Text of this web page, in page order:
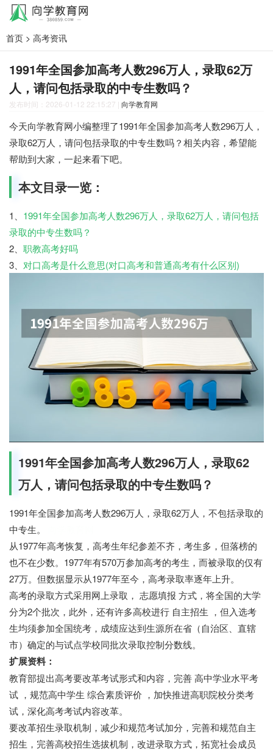
首页 > 高考资讯
1991年全国参加高考人数296万人，录取62万
人，请问包括录取的中专生数吗？
发布时间：2026-01-12 22:15:27 | 向学教育网
今天向学教育网小编整理了1991年全国参加高考人数296万人，
录取62万人，请问包括录取的中专生数吗？相关内容，希望能
帮助到大家，一起来看下吧。
本文目录一览：
1、 1991年全国参加高考人数296万人，录取62万人，请问包括
录取的中专生数吗？
2、 职教高考好吗
3、 对口高考是什么意思(对口高考和普通高考有什么区别)
1991年全国参加高考人数296万人，录取62
万人，请问包括录取的中专生数吗？
1991年全国参加高考人数296万人，录取62万人，不包括录取的
中专生。
从1977年高考恢复，高考生年纪参差不齐，考生多，但落榜的
也不在少数。1977年有570万参加高考的考生，而被录取的仅有
27万。但数据显示从1977年至今，高考录取率逐年上升。
高考的录取方式采用网上录取， 志愿填报 方式，将全国的大学
分为2个批次，此外，还有许多高校进行 自主招生 ，但入选考
生均须参加全国统考，成绩应达到生源所在省（自治区、直辖
市）确定的与试点学校同批次录取控制分数线。
扩展资料：
教育部提出高考要改革考试形式和内容，完善 高中学业水平考
试 ，规范高中学生 综合素质评价 ，加快推进高职院校分类考
试，深化高考考试内容改革。
要改革招生录取机制，减少和规范考试加分，完善和规范自主
招生，完善高校招生选拔机制，改进录取方式，拓宽社会成员